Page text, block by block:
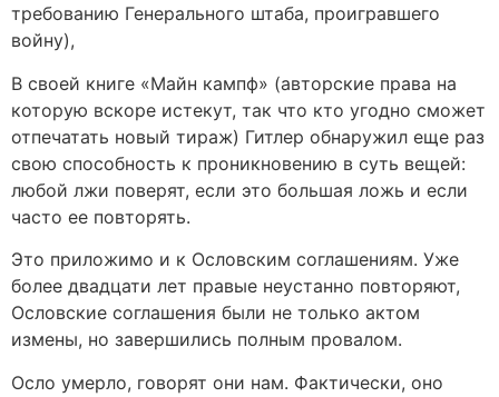
требованию Генерального штаба, проигравшего
войну),
В своей книге «Майн кампф» (авторские права на
которую вскоре истекут, так что кто угодно сможет
отпечатать новый тираж) Гитлер обнаружил еще раз
свою способность к проникновению в суть вещей:
любой лжи поверят, если это большая ложь и если
часто ее повторять.
Это приложимо и к Ословским соглашениям. Уже
более двадцати лет правые неустанно повторяют,
Ословские соглашения были не только актом
измены, но завершились полным провалом.
Осло умерло, говорят они нам. Фактически, оно